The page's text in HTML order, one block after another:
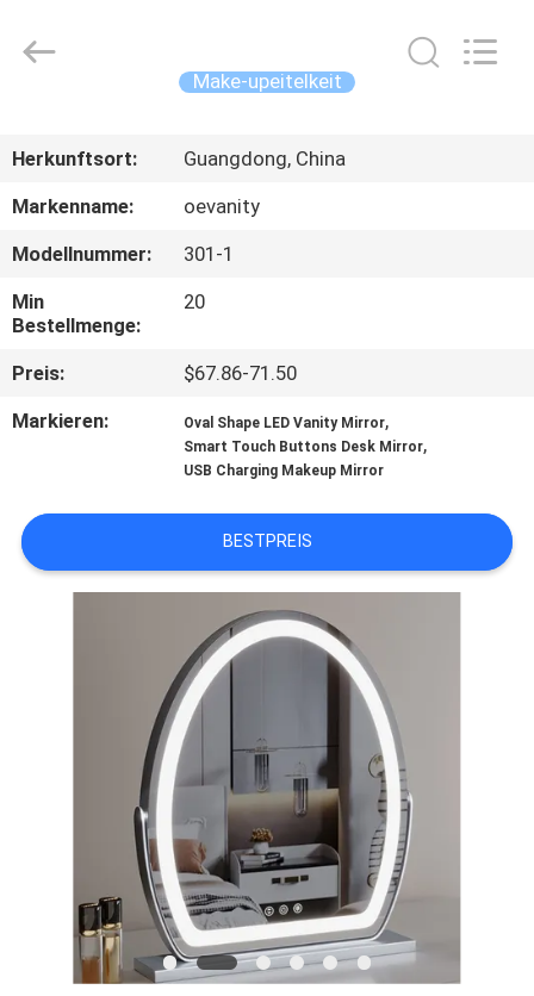
PRODUKTE
VR
UNS
FABRIK
NACHRICHTEN
FÄLLE
REFERENZEN
Ltd..
Make-upeitelkeit
Herkunftsort:
Guangdong, China
Markenname:
oevanity
Modellnummer:
301-1
Min
Bestellmenge:
20
Preis:
$67.86-71.50
Markieren:
Oval Shape LED Vanity Mirror,
Smart Touch Buttons Desk Mirror,
USB Charging Makeup Mirror
BESTPREIS